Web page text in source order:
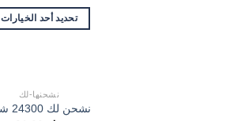
تحديد أحد الخيارات
نشحنها-لك
نشحن لك 24300 شدة